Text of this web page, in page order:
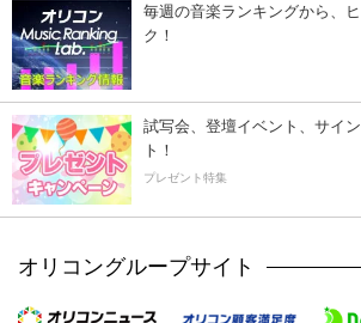
毎週の音楽ランキングから、
ク！
試写会、登壇イベント、サイ
ト！
プレゼント特集
オリコングループサイト